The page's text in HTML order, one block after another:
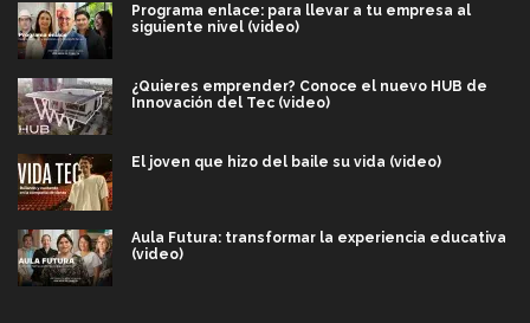
Programa enlace: para llevar a tu empresa al
siguiente nivel (video)
¿Quieres emprender? Conoce el nuevo HUB de
Innovación del Tec (video)
El joven que hizo del baile su vida (video)
Aula Futura: transformar la experiencia educativa
(video)